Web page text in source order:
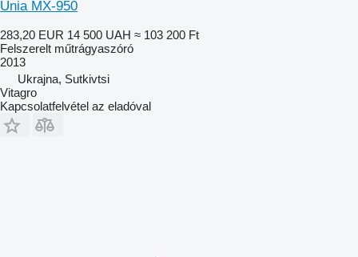
Unia MX-950
283,20 EUR 14 500 UAH ≈ 103 200 Ft
Felszerelt műtrágyaszóró
2013
Ukrajna, Sutkivtsi
Vitagro
Kapcsolatfelvétel az eladóval